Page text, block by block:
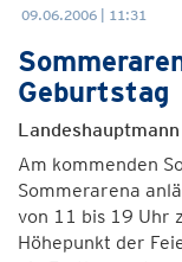
09.06.2006 | 11:31
Geburtstag
Am kommenden
Sommerarena
von 11 bis 19 Uhr
Höhepunkt der